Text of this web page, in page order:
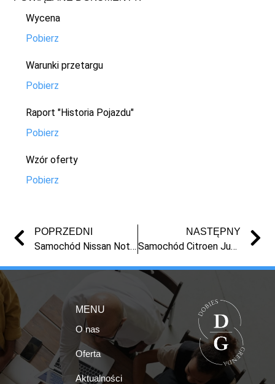
Wycena
Pobierz
Warunki przetargu
Pobierz
Raport "Historia Pojazdu"
Pobierz
Wzór oferty
Pobierz
POPRZEDNI
Samochód Nissan Note z 2007r.
NASTĘPNY
Samochód Citroen Jumper z 2007 r.
MENU
O nas
Oferta
Aktualności